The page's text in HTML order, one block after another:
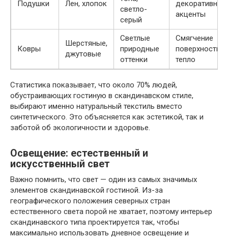
Подушки Лен, хлопок
светло-
серый
декоративные
акценты
Ковры
Шерстяные,
джутовые
Светлые
природные
оттенки
Смягчение
поверхности,
тепло
Статистика показывает, что около 70% людей,
обустраивающих гостиную в скандинавском стиле,
выбирают именно натуральный текстиль вместо
синтетического. Это объясняется как эстетикой, так и
заботой об экологичности и здоровье.
Освещение: естественный и
искусственный свет
Важно помнить, что свет — один из самых значимых
элементов скандинавской гостиной. Из-за
географического положения северных стран
естественного света порой не хватает, поэтому интерьер
скандинавского типа проектируется так, чтобы
максимально использовать дневное освещение и